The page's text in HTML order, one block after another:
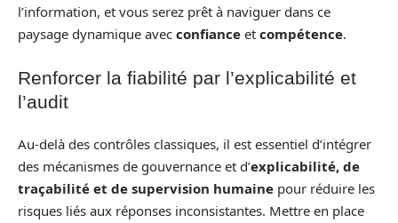
l’information, et vous serez prêt à naviguer dans ce
paysage dynamique avec confiance et compétence.
Renforcer la fiabilité par l’explicabilité et
l’audit
Au-delà des contrôles classiques, il est essentiel d’intégrer
des mécanismes de gouvernance et d’explicabilité, de
traçabilité et de supervision humaine pour réduire les
risques liés aux réponses inconsistantes. Mettre en place